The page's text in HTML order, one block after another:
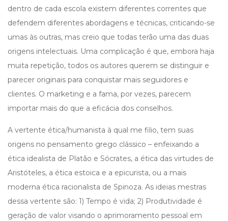
dentro de cada escola existem diferentes correntes que
defendem diferentes abordagens e técnicas, criticando-se
umas às outras, mas creio que todas terão uma das duas
origens intelectuais. Uma complicação é que, embora haja
muita repetição, todos os autores querem se distinguir e
parecer originais para conquistar mais seguidores e
clientes. O marketing e a fama, por vezes, parecem
importar mais do que a eficácia dos conselhos.
A vertente ética/humanista à qual me filio, tem suas
origens no pensamento grego clássico – enfeixando a
ética idealista de Platão e Sócrates, a ética das virtudes de
Aristóteles, a ética estoica e a epicurista, ou a mais
moderna ética racionalista de Spinoza. As ideias mestras
dessa vertente são: 1) Tempo é vida; 2) Produtividade é
geração de valor visando o aprimoramento pessoal em